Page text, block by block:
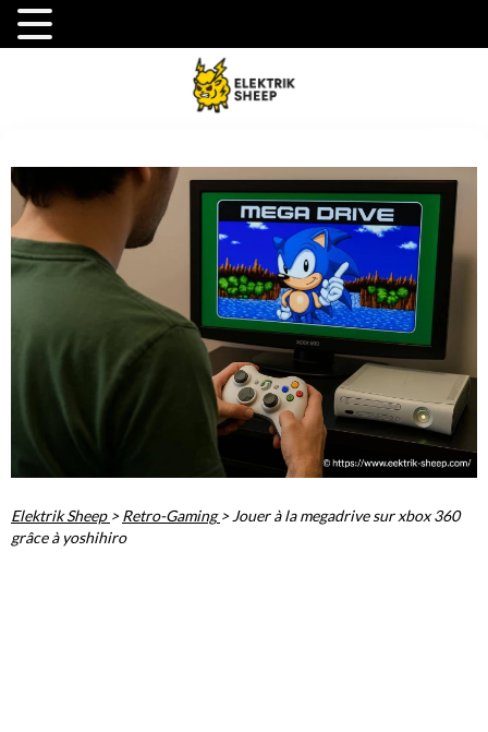
Elektrik Sheep >Retro-Gaming > Jouer à la megadrive sur xbox 360
grâce à yoshihiro